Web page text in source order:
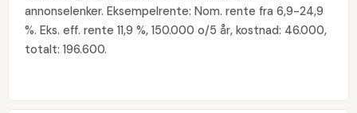
annonselenker. Eksempelrente: Nom. rente fra 6,9-24,9
%. Eks. eff. rente 11,9 %, 150.000 o/5 år, kostnad: 46.000,
totalt: 196.600.